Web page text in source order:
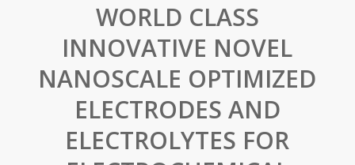
WORLD CLASS
INNOVATIVE NOVEL
NANOSCALE OPTIMIZED
ELECTRODES AND
ELECTROLYTES FOR